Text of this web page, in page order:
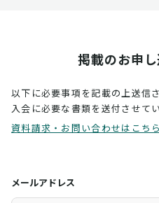
掲載のお申
以下に必要事項を記載の上送信
入会に必要な書類を送付させて
資料請求・お問い合わせはこちら
メールアドレス